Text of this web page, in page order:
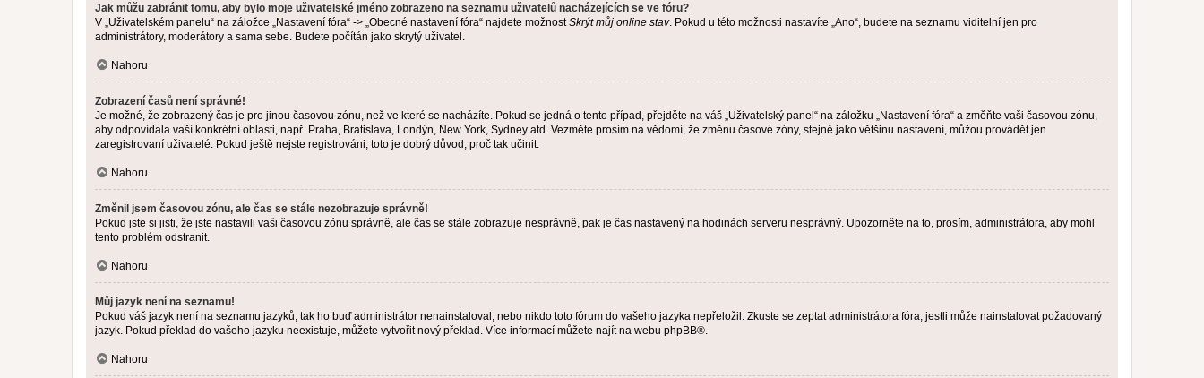
Jak můžu zabránit tomu, aby bylo moje uživatelské jméno zobrazeno na seznamu uživatelů nacházejících se ve fóru?
V „Uživatelském panelu“ na záložce „Nastavení fóra“ -> „Obecné nastavení fóra“ najdete možnostSkrýt můj online stav. Pokud u této možnosti nastavíte „Ano“, budete na seznamu viditelní jen pro
administrátory, moderátory a sama sebe. Budete počítán jako skrytý uživatel.
Nahoru
Zobrazení časů není správné!
Je možné, že zobrazený čas je pro jinou časovou zónu, než ve které se nacházíte. Pokud se jedná o tento případ, přejděte na váš „Uživatelský panel“ na záložku „Nastavení fóra“ a změňte vaši časovou zónu,
aby odpovídala vaší konkrétní oblasti, např. Praha, Bratislava, Londýn, New York, Sydney atd. Vezměte prosím na vědomí, že změnu časové zóny, stejně jako většinu nastavení, můžou provádět jen
zaregistrovaní uživatelé. Pokud ještě nejste registrováni, toto je dobrý důvod, proč tak učinit.
Nahoru
Změnil jsem časovou zónu, ale čas se stále nezobrazuje správně!
Pokud jste si jisti, že jste nastavili vaši časovou zónu správně, ale čas se stále zobrazuje nesprávně, pak je čas nastavený na hodinách serveru nesprávný. Upozorněte na to, prosím, administrátora, aby mohl
tento problém odstranit.
Nahoru
Můj jazyk není na seznamu!
Pokud váš jazyk není na seznamu jazyků, tak ho buď administrátor nenainstaloval, nebo nikdo toto fórum do vašeho jazyka nepřeložil. Zkuste se zeptat administrátora fóra, jestli může nainstalovat požadovaný
jazyk. Pokud překlad do vašeho jazyku neexistuje, můžete vytvořit nový překlad. Více informací můžete najít na webu phpBB®.
Nahoru